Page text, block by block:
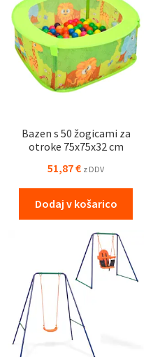
Bazen s 50 žogicami za
otroke 75x75x32 cm
51,87€ z DDV
Dodaj v košarico